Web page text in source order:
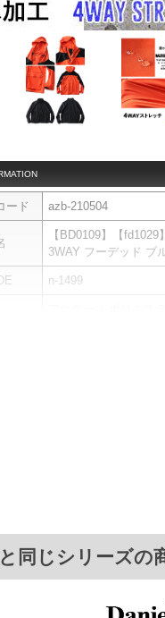
ード azb-210504
【BD0109】【
3WAY フーデッド ブ
n-1499
アウター = ポリエス
5L
同じシリーズの